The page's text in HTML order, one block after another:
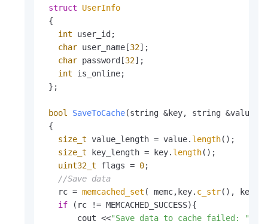
struct
UserInfo
{
int user_id;
char user_name[32];
char password[32];
int is_online;
};
bool SaveToCache(string &key, string &value,
{
size_t value_length = value. length();
size_t key_length = key. length();
uint32_t flags = 0;
//Save data
   rc =
memcached_set ( memc,key. c_str(), key.
if (rc != MEMCACHED_SUCCESS){
       cout <<
"Save data to cache failed: "